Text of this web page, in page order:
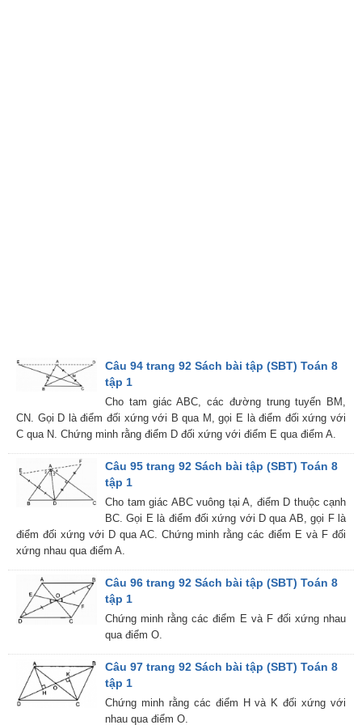
Câu 94 trang 92 Sách bài tập (SBT) Toán 8
tập 1
Cho tam giác ABC, các đường trung tuyến BM,
CN. Gọi D là điểm đối xứng với B qua M, gọi E là điểm đối xứng với
C qua N. Chứng minh rằng điểm D đối xứng với điểm E qua điểm A.
Câu 95 trang 92 Sách bài tập (SBT) Toán 8
tập 1
Cho tam giác ABC vuông tại A, điểm D thuộc cạnh
BC. Gọi E là điểm đối xứng với D qua AB, gọi F là
điểm đối xứng với D qua AC. Chứng minh rằng các điểm E và F đối
xứng nhau qua điểm A.
Câu 96 trang 92 Sách bài tập (SBT) Toán 8
tập 1
Chứng minh rằng các điểm E và F đối xứng nhau
qua điểm O.
Câu 97 trang 92 Sách bài tập (SBT) Toán 8
tập 1
Chứng minh rằng các điểm H và K đối xứng với
nhau qua điểm O.